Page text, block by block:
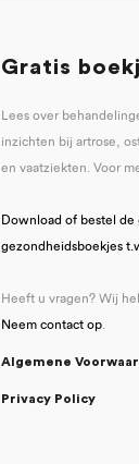
Gratis
Lees over
inzichten bij artrose,
en vaatziekten. Voor
Download of bestel de
gezondheidsboekjes
Heeft u vragen? Wij
Neem contact op.
Algemene
Privacy Policy